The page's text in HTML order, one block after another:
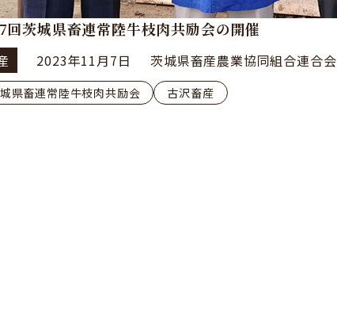
回茨城県畜連常陸牛枝肉共励会の開催
2023年11月7日 茨城県畜産農業協同組合連合会
県畜連常陸牛枝肉共励会 古沢畜産